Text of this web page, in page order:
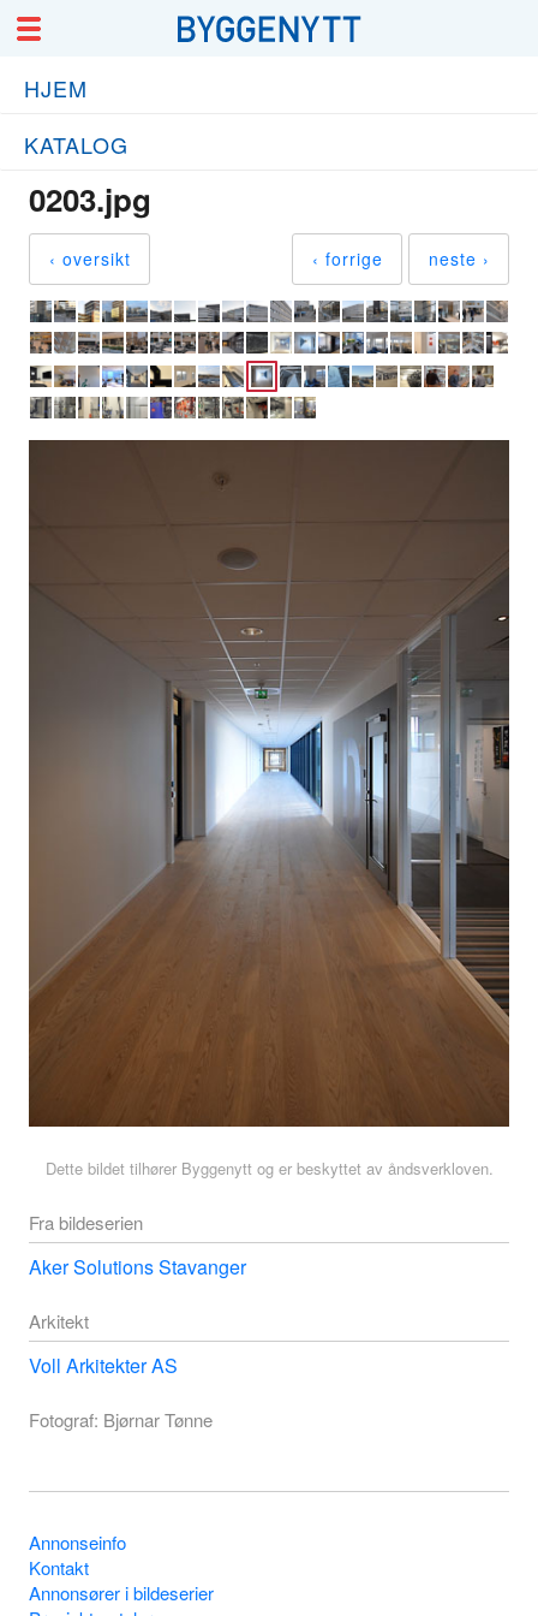
HJEM
KATALOG
0203.jpg
‹ oversikt ‹ forrige neste ›
Dette bildet tilhører Byggenytt og er beskyttet av åndsverkloven.
Fra bildeserien
Aker Solutions Stavanger
Arkitekt
Voll Arkitekter AS
Fotograf: Bjørnar Tønne
Annonseinfo
Kontakt
Annonsører i bildeserier